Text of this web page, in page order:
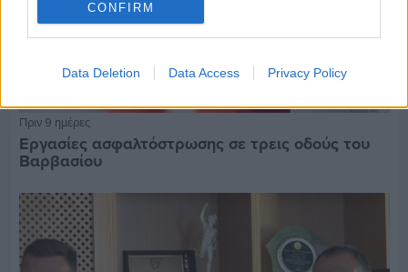
CONFIRM
Data Deletion Data Access Privacy Policy
Πριν 9 ημέρες
Εργασίες ασφαλτόστρωσης σε τρεις οδούς του
Βαρβασίου